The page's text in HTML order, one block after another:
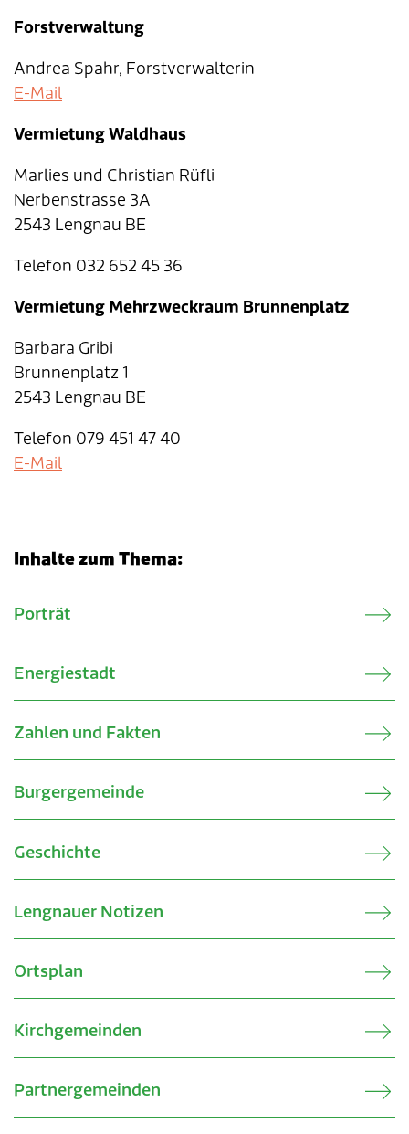
Forstverwaltung
Andrea Spahr, Forstverwalterin
E-Mail
Vermietung Waldhaus
Marlies und Christian Rüfli
Nerbenstrasse 3A
2543 Lengnau BE
Telefon 032 652 45 36
Vermietung Mehrzweckraum Brunnenplatz
Barbara Gribi
Brunnenplatz 1
2543 Lengnau BE
Telefon 079 451 47 40
E-Mail
Verwandte Inhalte
Inhalte zum Thema:
Porträt
Energiestadt
Zahlen und Fakten
Burgergemeinde
Geschichte
Lengnauer Notizen
Ortsplan
Kirchgemeinden
Partnergemeinden